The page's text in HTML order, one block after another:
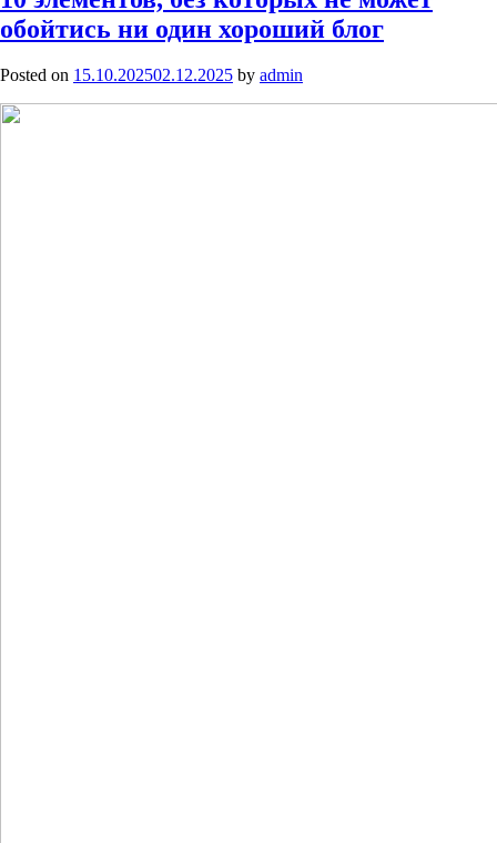
для
от
обойтись ни один хороший блог
Posted on 15.10.202502.12.2025 by admin